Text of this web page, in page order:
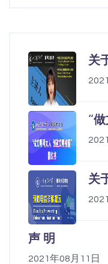
关
“
关
声 明
2021年08月11日